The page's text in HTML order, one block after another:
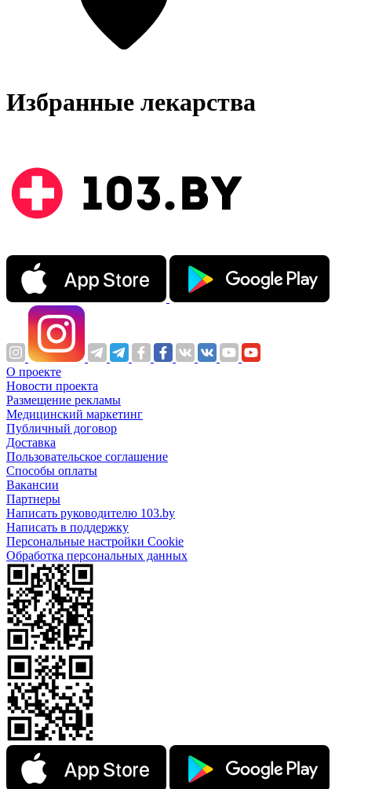
Избранные лекарства
О проекте
Новости проекта
Размещение рекламы
Медицинский маркетинг
Публичный договор
Доставка
Пользовательское соглашение
Способы оплаты
Вакансии
Партнеры
Написать руководителю 103.by
Написать в поддержку
Персональные настройки Cookie
Обработка персональных данных